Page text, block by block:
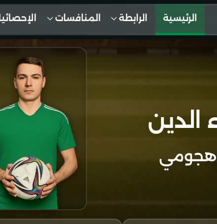
الرئيسية الرابطة المنافسات
الدين
هجومي